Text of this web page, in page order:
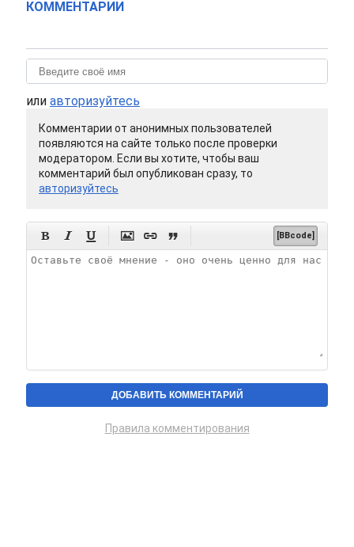
КОММЕНТАРИИ
или авторизуйтесь
Комментарии от анонимных пользователей
появляются на сайте только после проверки
модератором. Если вы хотите, чтобы ваш
комментарий был опубликован сразу, то
авторизуйтесь
      [BBcode]
Правила комментирования